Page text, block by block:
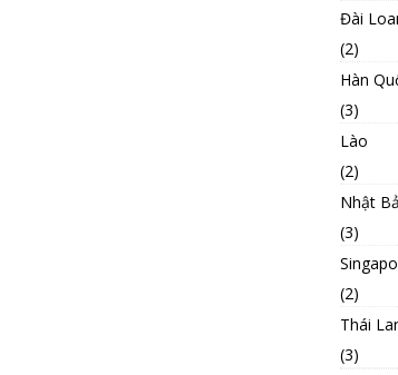
Đài
(2)
Hàn
(3)
Lào
(2)
Nhật
(3)
(2)
Thái
(3)